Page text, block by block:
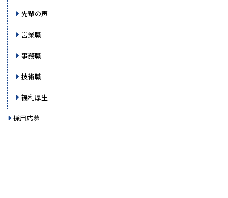
先輩の声
営業職
事務職
技術職
福利厚生
採用応募